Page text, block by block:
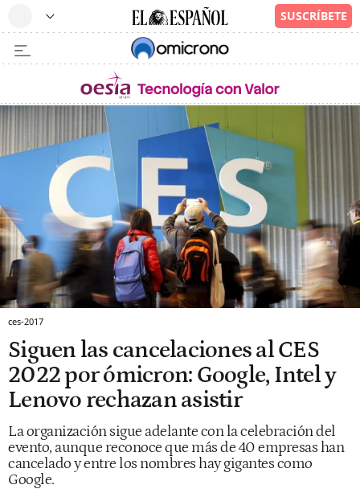
ces-2017
Siguen las cancelaciones al CES
2022 por ómicron: Google, Intel y
Lenovo rechazan asistir
La organización sigue adelante con la celebración del
evento, aunque reconoce que más de 40 empresas han
cancelado y entre los nombres hay gigantes como
Google.